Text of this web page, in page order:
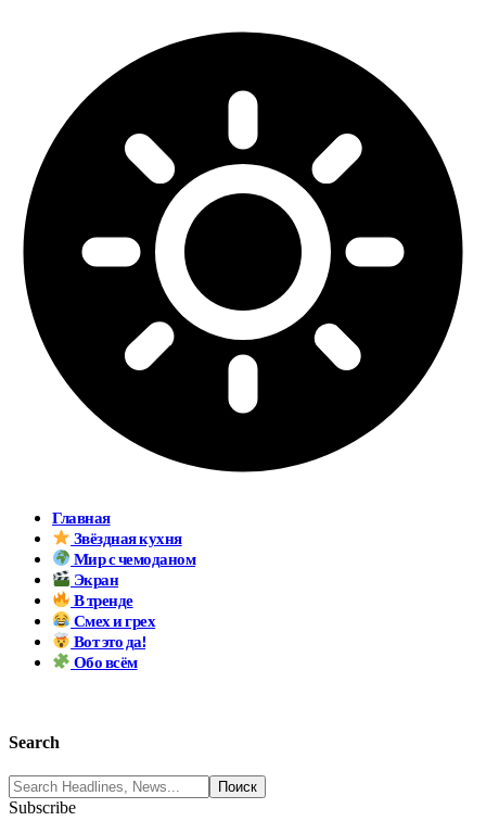
Главная
Звёздная кухня
Мир с чемоданом
Экран
В тренде
Смех и грех
Вот это да!
Обо всём
Search
Subscribe